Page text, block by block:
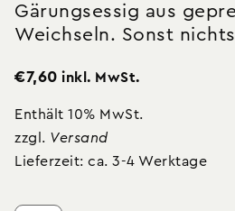
Gärungsessig aus
Weichseln. Sonst
€7,60 inkl. MwSt.
Enthält 10% MwSt.
zzgl. Versand
Lieferzeit: ca. 3-4 Werktage